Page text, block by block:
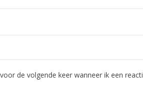
de volgende keer wanneer ik een